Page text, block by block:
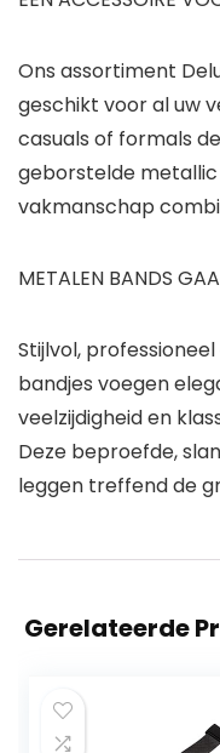
Ons assortiment
geschikt voor al uw
casuals of formals
geborstelde
vakmanschap
METALEN BANDS
Stijlvol,
bandjes voegen
veelzijdigheid en
Deze beproefde,
leggen treffend de
Gerelateerde